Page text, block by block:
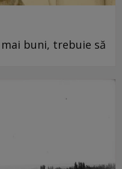
buni, trebuie să